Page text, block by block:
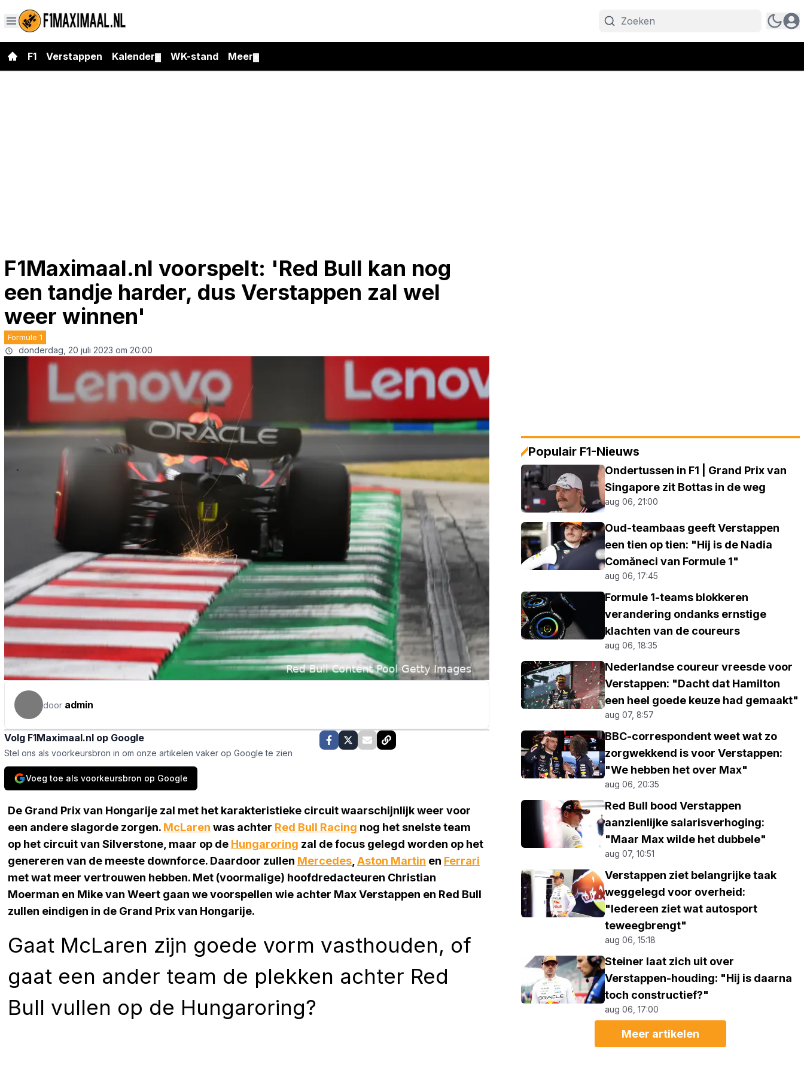
F1 Verstappen Kalender WK-stand Meer
F1Maximaal.nl voorspelt: 'Red Bull kan nog
een tandje harder, dus Verstappen zal wel
weer winnen'
Formule 1
donderdag, 20 juli 2023 om 20:00
door admin
Volg F1Maximaal.nl op Google
Stel ons als voorkeursbron in om onze artikelen vaker op Google te zien
Voeg toe als voorkeursbron op Google
De Grand Prix van Hongarije zal met het karakteristieke circuit waarschijnlijk weer voor
een andere slagorde zorgen. McLaren was achter Red Bull Racing nog het snelste team
op het circuit van Silverstone, maar op de Hungaroring zal de focus gelegd worden op het
genereren van de meeste downforce. Daardoor zullen Mercedes Aston Martin en Ferrari
met wat meer vertrouwen hebben. Met (voormalige) hoofdredacteuren Christian
Moerman en Mike van Weert gaan we voorspellen wie achter Max Verstappen en Red Bull
zullen eindigen in de Grand Prix van Hongarije.
Gaat McLaren zijn goede vorm vasthouden, of
gaat een ander team de plekken achter Red
Bull vullen op de Hungaroring?
Populair F1-Nieuws
Ondertussen in F1 | Grand Prix van
Singapore zit Bottas in de weg
aug 06, 21:00
Oud-teambaas geeft Verstappen
een tien op tien: "Hij is de Nadia
Comăneci van Formule 1"
aug 06, 17:45
Formule 1-teams blokkeren
verandering ondanks ernstige
klachten van de coureurs
aug 06, 18:35
Nederlandse coureur vreesde voor
Verstappen: "Dacht dat Hamilton
een heel goede keuze had gemaakt"
aug 07, 8:57
BBC-correspondent weet wat zo
zorgwekkend is voor Verstappen:
"We hebben het over Max"
aug 06, 20:35
Red Bull bood Verstappen
aanzienlijke salarisverhoging:
"Maar Max wilde het dubbele"
aug 07, 10:51
Verstappen ziet belangrijke taak
weggelegd voor overheid:
"Iedereen ziet wat autosport
teweegbrengt"
aug 06, 15:18
Steiner laat zich uit over
Verstappen-houding: "Hij is daarna
toch constructief?"
aug 06, 17:00
Meer artikelen